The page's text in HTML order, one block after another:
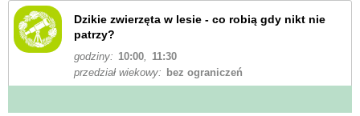
Dzikie zwierzęta w lesie - co robią gdy nikt nie
patrzy?
godziny: 10:00,
11:30
przedział wiekowy:
bez ograniczeń